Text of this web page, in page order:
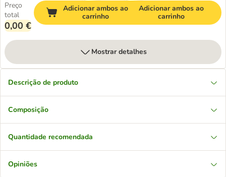
Preço
total
0,00 €
Adicionar ambos ao
carrinho
Adicionar ambos ao
carrinho
Mostrar detalhes
Descrição de produto
Composição
Quantidade recomendada
Opiniões